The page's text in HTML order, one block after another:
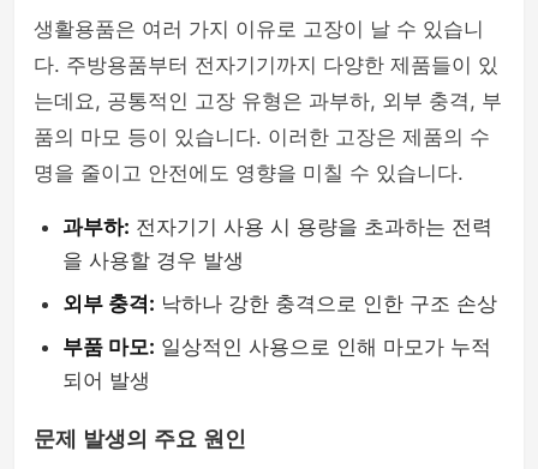
생활용품은 여러 가지 이유로 고장이 날 수 있습니
다. 주방용품부터 전자기기까지 다양한 제품들이 있
는데요, 공통적인 고장 유형은 과부하, 외부 충격, 부
품의 마모 등이 있습니다. 이러한 고장은 제품의 수
명을 줄이고 안전에도 영향을 미칠 수 있습니다.
과부하: 전자기기 사용 시 용량을 초과하는 전력
을 사용할 경우 발생
외부 충격: 낙하나 강한 충격으로 인한 구조 손상
부품 마모: 일상적인 사용으로 인해 마모가 누적
되어 발생
문제 발생의 주요 원인